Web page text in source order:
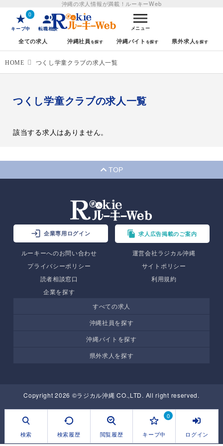
沖縄の求人情報が満載！ ルーキーWeb
0
キープ中 転職相談 メニュー
全ての求人 沖縄社員 沖縄バイト 県外求人
HOME つくし学童クラブの求人一覧
つくし学童クラブの求人一覧
該当する求人はありません。
TOP
企業専用ログイン 求人広告掲載のご案内
ルーキーへのお問い合わせ
運営会社ラジカル沖縄
プライバシーポリシー
サイトポリシー
読者相談窓口
利用規約
企業を探す
すべての求人
沖縄社員を探す
沖縄バイトを探す
県外求人を探す
Copyright 2026 ©ラジカル沖縄 CO.,LTD. All right reserved.
検索 検索履歴 閲覧履歴 キープ中
0
ログイン